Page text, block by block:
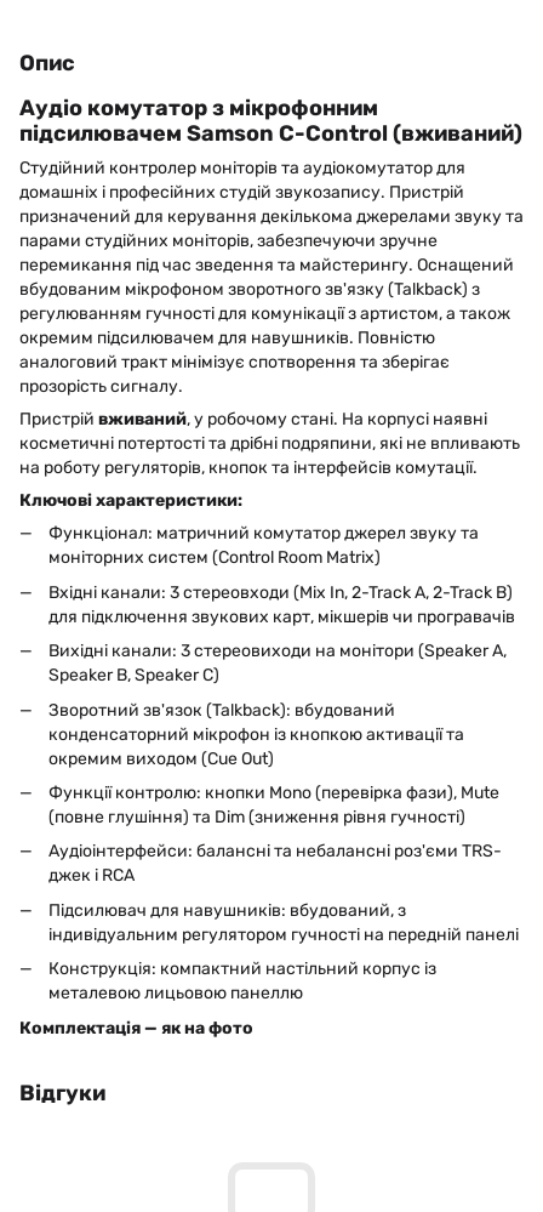
Опис
Аудіо комутатор з мікрофонним
підсилювачем Samson C-Control (вживаний)
Студійний контролер моніторів та аудіокомутатор для
домашніх і професійних студій звукозапису. Пристрій
призначений для керування декількома джерелами звуку та
парами студійних моніторів, забезпечуючи зручне
перемикання під час зведення та майстерингу. Оснащений
вбудованим мікрофоном зворотного зв'язку (Talkback) з
регулюванням гучності для комунікації з артистом, а також
окремим підсилювачем для навушників. Повністю
аналоговий тракт мінімізує спотворення та зберігає
прозорість сигналу.
Пристрій вживаний, у робочому стані. На корпусі наявні
косметичні потертості та дрібні подряпини, які не впливають
на роботу регуляторів, кнопок та інтерфейсів комутації.
Ключові характеристики:
Функціонал: матричний комутатор джерел звуку та
моніторних систем (Control Room Matrix)
Вхідні канали: 3 стереовходи (Mix In, 2-Track A, 2-Track B)
для підключення звукових карт, мікшерів чи програвачів
Вихідні канали: 3 стереовиходи на монітори (Speaker A,
Speaker B, Speaker C)
Зворотний зв'язок (Talkback): вбудований
конденсаторний мікрофон із кнопкою активації та
окремим виходом (Cue Out)
Функції контролю: кнопки Mono (перевірка фази), Mute
(повне глушіння) та Dim (зниження рівня гучності)
Аудіоінтерфейси: балансні та небалансні роз'єми TRS-
джек і RCA
Підсилювач для навушників: вбудований, з
індивідуальним регулятором гучності на передній панелі
Конструкція: компактний настільний корпус із
металевою лицьовою панеллю
Комплектація — як на фото
Відгуки